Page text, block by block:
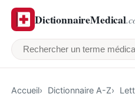
DictionnaireMedical
Rechercher un terme
Accueil Dictionnaire A-Z